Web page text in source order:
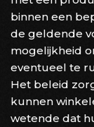
binnen een
de geldende
mogelijkheid
eventueel te
Het beleid
kunnen
wetende dat